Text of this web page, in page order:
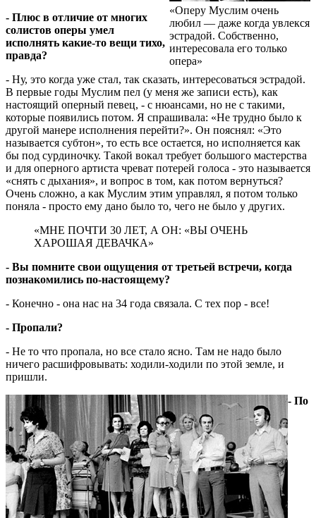
«Оперу Муслим очень
любил — даже когда увлекся
эстрадой. Собственно,
интересовала его только
опера»
- Плюс в отличие от многих
солистов оперы умел
исполнять какие-то вещи тихо,
правда?
- Ну, это когда уже стал, так сказать, интересоваться эстрадой.
В первые годы Муслим пел (у меня же записи есть), как
настоящий оперный певец, - с нюансами, но не с такими,
которые появились потом. Я спрашивала: «Не трудно было к
другой манере исполнения перейти?». Он пояснял: «Это
называется субтон», то есть все остается, но исполняется как
бы под сурдиночку. Такой вокал требует большого мастерства
и для оперного артиста чреват потерей голоса - это называется
«снять с дыхания», и вопрос в том, как потом вернуться?
Очень сложно, а как Муслим этим управлял, я потом только
поняла - просто ему дано было то, чего не было у других.
«МНЕ ПОЧТИ 30 ЛЕТ, А ОН: «ВЫ ОЧЕНЬ
ХАРОШАЯ ДЕВАЧКА»
- Вы помните свои ощущения от третьей встречи, когда
познакомились по-настоящему?
- Конечно - она нас на 34 года связала. С тех пор - все!
- Пропали?
- Не то что пропала, но все стало ясно. Там не надо было
ничего расшифровывать: ходили-ходили по этой земле, и
пришли.
- По